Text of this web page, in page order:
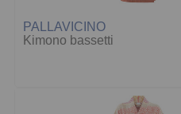
PALLAVICINO
Kimono bassetti